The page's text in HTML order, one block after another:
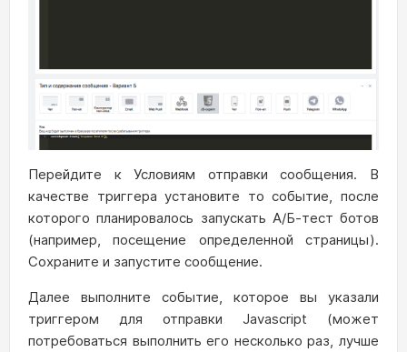
Перейдите к Условиям отправки сообщения. В
качестве триггера установите то событие, после
которого планировалось запускать А/Б-тест ботов
(например, посещение определенной страницы).
Сохраните и запустите сообщение.
Далее выполните событие, которое вы указали
триггером для отправки Javascript (может
потребоваться выполнить его несколько раз, лучше